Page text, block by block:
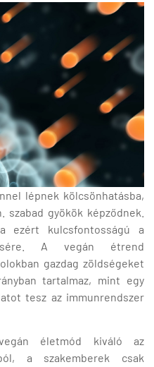
lépnek kölcsönhatásba,
gyökök képződnek.
ezért kulcsfontosságú a
A vegán étrend
gazdag zöldségeket
tartalmaz, mint egy
tesz az immunrendszer
életmód kiváló az
a szakemberek csak